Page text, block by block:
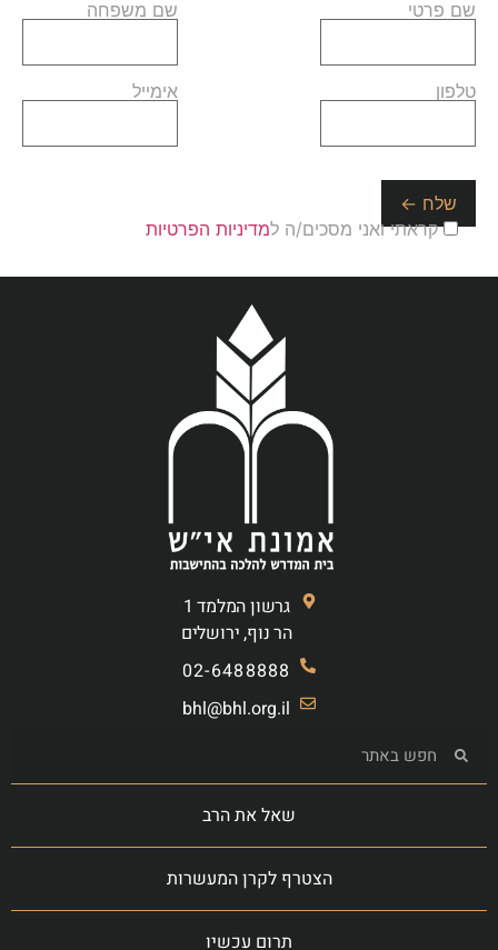
שם פרטי שם משפחה
טלפון אימייל
קראתי ואני מסכים/ה למדיניות הפרטיות
גרשון המלמד 1
הר נוף, ירושלים
02-6488888
bhl@bhl.org.il
שאל את הרב
הצטרף לקרן המעשרות
תרום עכשיו